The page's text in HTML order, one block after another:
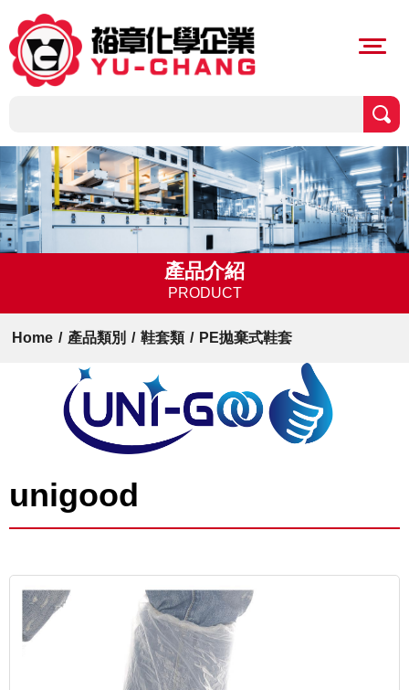
產品介紹
PRODUCT
Home / 產品類別 / 鞋套類 / PE拋棄式鞋套
unigood